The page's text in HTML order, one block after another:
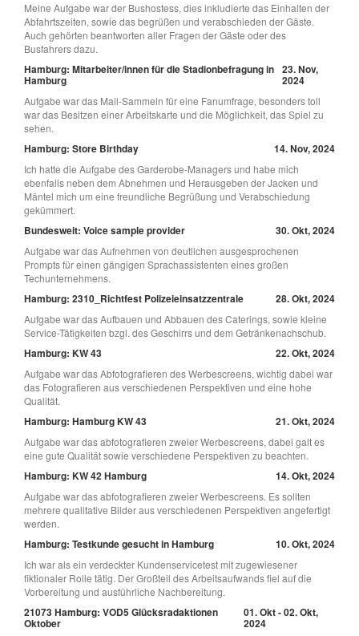
Meine Aufgabe war der Bushostess, dies inkludierte das Einhalten der
Abfahrtszeiten, sowie das begrüßen und verabschieden der Gäste.
Auch gehörten beantworten aller Fragen der Gäste oder des
Busfahrers dazu.
Hamburg: Mitarbeiter/innen für die Stadionbefragung in
Hamburg
23. Nov,
2024
Aufgabe war das Mail-Sammeln für eine Fanumfrage, besonders toll
war das Besitzen einer Arbeitskarte und die Möglichkeit, das Spiel zu
sehen.
Hamburg: Store Birthday 14. Nov, 2024
Ich hatte die Aufgabe des Garderobe-Managers und habe mich
ebenfalls neben dem Abnehmen und Herausgeben der Jacken und
Mäntel mich um eine freundliche Begrüßung und Verabschiedung
gekümmert.
Bundesweit: Voice sample provider 30. Okt, 2024
Aufgabe war das Aufnehmen von deutlichen ausgesprochenen
Prompts für einen gängigen Sprachassistenten eines großen
Techunternehmens.
Hamburg: 2310_Richtfest Polizeieinsatzzentrale 28. Okt, 2024
Aufgabe war das Aufbauen und Abbauen des Caterings, sowie kleine
Service-Tätigkeiten bzgl. des Geschirrs und dem Getränkenachschub.
Hamburg: KW 43 22. Okt, 2024
Aufgabe war das Abfotografieren des Werbescreens, wichtig dabei war
das Fotografieren aus verschiedenen Perspektiven und eine hohe
Qualität.
Hamburg: Hamburg KW 43 21. Okt, 2024
Aufgabe war das abfotografieren zweier Werbescreens, dabei galt es
eine gute Qualität sowie verschiedene Perspektiven zu beachten.
Hamburg: KW 42 Hamburg 14. Okt, 2024
Aufgabe war das abfotografieren zweier Werbescreens. Es sollten
mehrere qualitative Bilder aus verschiedenen Perspektiven angefertigt
werden.
Hamburg: Testkunde gesucht in Hamburg 10. Okt, 2024
Ich war als ein verdeckter Kundenservicetest mit zugewiesener
fiktionaler Rolle tätig. Der Großteil des Arbeitsaufwands fiel auf die
Vorbereitung und ausführliche Nachbereitung.
21073 Hamburg: VOD5 Glücksradaktionen
Oktober
01. Okt - 02. Okt,
2024